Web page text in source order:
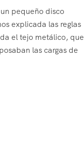
pequeño disco
explicada las reglas
el tejo metálico, que
las cargas de